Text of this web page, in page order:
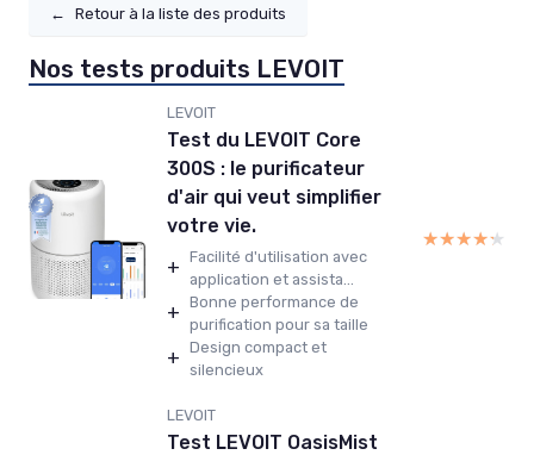
← Retour à la liste des produits
Nos tests produits LEVOIT
LEVOIT
Test du LEVOIT Core
300S : le purificateur
d'air qui veut simplifier
votre vie.
+ Facilité d'utilisation avec
application et assista...
+ Bonne performance de
purification pour sa taille
+ Design compact et
silencieux
★★★★★
★★★★★
LEVOIT
Test LEVOIT OasisMist